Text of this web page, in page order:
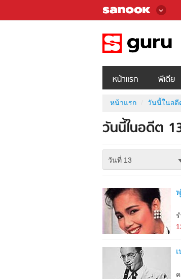
หน้าแรก พีเดีย
หน้าแรก วันนี้ในอดี
วันนี้ในอดีต
วันที่ 13